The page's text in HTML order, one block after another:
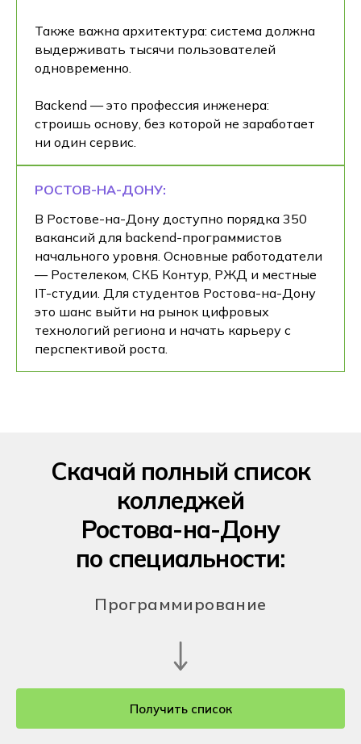
Также важна архитектура: система должна
выдерживать тысячи пользователей
одновременно.
Backend — это профессия инженера:
строишь основу, без которой не заработает
ни один сервис.
РОСТОВ-НА-ДОНУ:
В Ростове-на-Дону доступно порядка 350
вакансий для backend-программистов
начального уровня. Основные работодатели
— Ростелеком, СКБ Контур, РЖД и местные
IT-студии. Для студентов Ростова-на-Дону
это шанс выйти на рынок цифровых
технологий региона и начать карьеру с
перспективой роста.
Скачай полный список
колледжей
Ростова-на-Дону
по специальности:
Программирование
Получить список